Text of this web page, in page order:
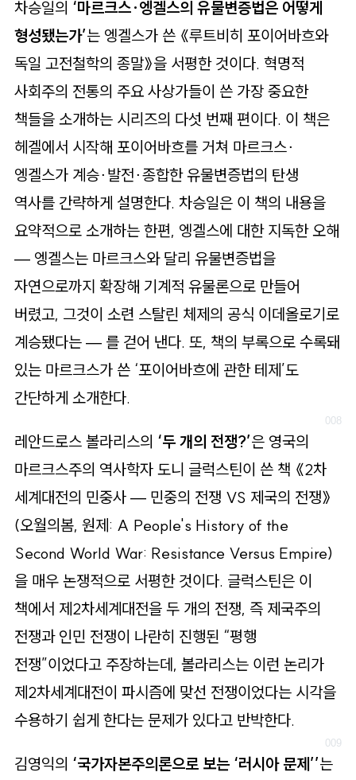
차승일의 ‘마르크스∙엥겔스의 유물변증법은 어떻게
형성됐는가’는 엥겔스가 쓴 《루트비히 포이어바흐와
독일 고전철학의 종말》을 서평한 것이다. 혁명적
사회주의 전통의 주요 사상가들이 쓴 가장 중요한
책들을 소개하는 시리즈의 다섯 번째 편이다. 이 책은
헤겔에서 시작해 포이어바흐를 거쳐 마르크스∙
엥겔스가 계승∙발전∙종합한 유물변증법의 탄생
역사를 간략하게 설명한다. 차승일은 이 책의 내용을
요약적으로 소개하는 한편, 엥겔스에 대한 지독한 오해
— 엥겔스는 마르크스와 달리 유물변증법을
자연으로까지 확장해 기계적 유물론으로 만들어
버렸고, 그것이 소련 스탈린 체제의 공식 이데올로기로
계승됐다는 — 를 걷어 낸다. 또, 책의 부록으로 수록돼
있는 마르크스가 쓴 ‘포이어바흐에 관한 테제’도
간단하게 소개한다.
레안드로스 볼라리스의 ‘두 개의 전쟁?’은 영국의
마르크스주의 역사학자 도니 글럭스틴이 쓴 책 《2차
세계대전의 민중사 — 민중의 전쟁 VS 제국의 전쟁》
(오월의봄, 원제: A People's History of the
Second World War: Resistance Versus Empire)
을 매우 논쟁적으로 서평한 것이다. 글럭스틴은 이
책에서 제2차세계대전을 두 개의 전쟁, 즉 제국주의
전쟁과 인민 전쟁이 나란히 진행된 “평행
전쟁”이었다고 주장하는데, 볼라리스는 이런 논리가
제2차세계대전이 파시즘에 맞선 전쟁이었다는 시각을
수용하기 쉽게 한다는 문제가 있다고 반박한다.
김영익의 ‘국가자본주의론으로 보는 ‘러시아 문제’’는